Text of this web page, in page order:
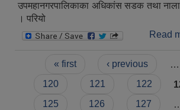
उपमहानगरपालिकाका अधिकांस सडक तथा नाला
। परियो
Read
Pages« first ‹ previous
120
121 122
125
126 127